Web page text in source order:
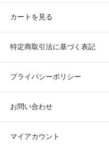
カートを見る
特定商取引法に基づく表記
プライバシーポリシー
お問い合わせ
マイアカウント